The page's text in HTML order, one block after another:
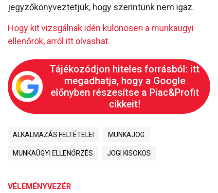
jegyzőkönyveztetjük, hogy szerintünk nem igaz.
Hogy kit vizsgálnak idén különösen a munkaügyi
ellenőrök, arról itt olvashat.
Tájékozódjon hiteles forrásból: itt
megadhatja, hogy a Google
előnyben részesítse a Piac&Profit
cikkeit!
ALKALMAZÁS FELTÉTELEI MUNKAJOG
MUNKAÜGYI ELLENŐRZÉS JOGI KISOKOS
VÉLEMÉNYVEZÉR